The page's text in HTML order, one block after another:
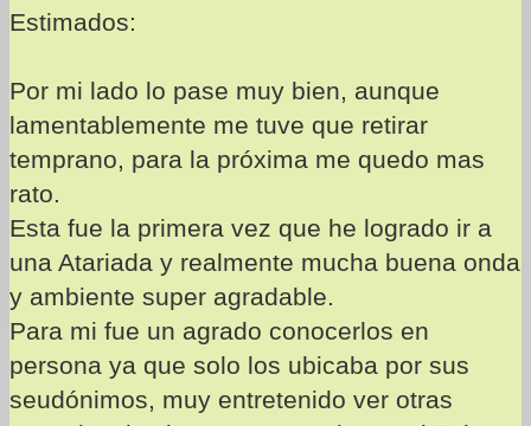
Estimados:
Por mi lado lo pase muy bien, aunque
lamentablemente me tuve que retirar
temprano, para la próxima me quedo mas
rato.
Esta fue la primera vez que he logrado ir a
una Atariada y realmente mucha buena onda
y ambiente super agradable.
Para mi fue un agrado conocerlos en
persona ya que solo los ubicaba por sus
seudónimos, muy entretenido ver otras